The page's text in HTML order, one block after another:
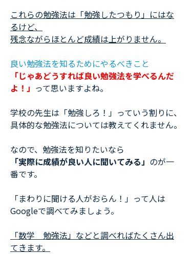
これらの勉強法は「勉強したつもり」にはな
るけど、
残念ながらほとんど成績は上がりません。
良い勉強法を知るためにやるべきこと
「じゃあどうすれば良い勉強法を学べるんだ
よ！」 って思いますよね。
学校の先生は「勉強しろ！」っていう割りに、
具体的な勉強法については教えてくれません。
なので、勉強法を知りたいなら
「実際に成績が良い人に聞いてみる」 のが一
番です。
「まわりに聞ける人がおらん！」って人は
Googleで調べてみましょう。
「数学 勉強法」などと調べればたくさん出
てきます。